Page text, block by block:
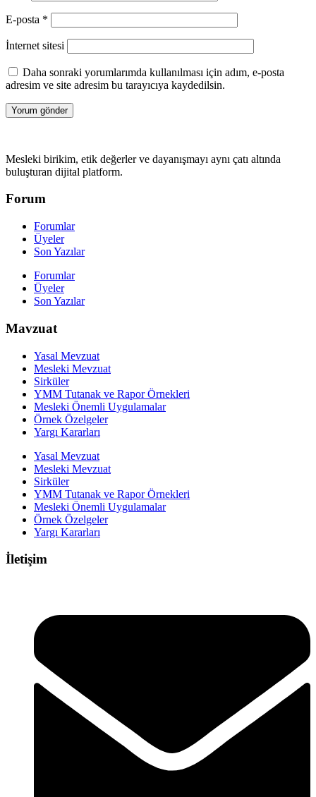
E-posta *
İnternet sitesi
Daha sonraki yorumlarımda kullanılması için adım, e-posta
adresim ve site adresim bu tarayıcıya kaydedilsin.
Mesleki birikim, etik değerler ve dayanışmayı aynı çatı altında
buluşturan dijital platform.
Forum
Forumlar
Üyeler
Son Yazılar
Forumlar
Üyeler
Son Yazılar
Mavzuat
Yasal Mevzuat
Mesleki Mevzuat
Sirküler
YMM Tutanak ve Rapor Örnekleri
Mesleki Önemli Uygulamalar
Örnek Özelgeler
Yargı Kararları
Yasal Mevzuat
Mesleki Mevzuat
Sirküler
YMM Tutanak ve Rapor Örnekleri
Mesleki Önemli Uygulamalar
Örnek Özelgeler
Yargı Kararları
İletişim